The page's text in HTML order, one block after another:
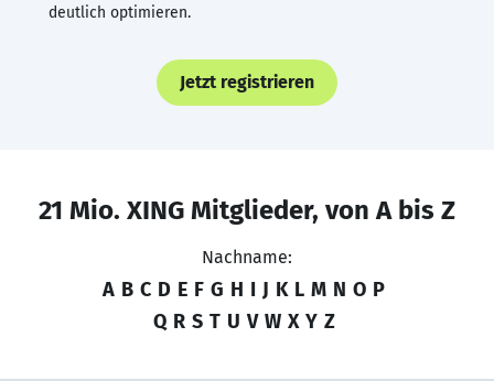
deutlich optimieren.
Jetzt registrieren
21 Mio. XING Mitglieder, von A bis Z
Nachname:
A B C D E F G H I J K L M N O P
Q R S T U V W X Y Z